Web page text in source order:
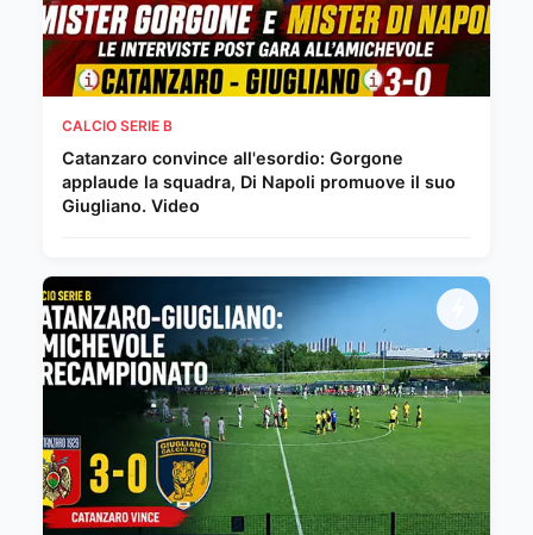
CALCIO SERIE B
Catanzaro convince all'esordio: Gorgone
applaude la squadra, Di Napoli promuove il suo
Giugliano. Video